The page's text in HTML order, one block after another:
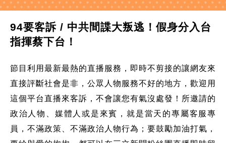
94要客訴 / 中共間諜大叛逃！假身分入台
指揮蔡下台！
節目利用最新最熱的直播服務，即時不剪接的讓網友來
直接評斷社會是非，公眾人物服務不好的地方，歡迎用
這個平台直播來客訴，不會讓您有氣沒處發！所邀請的
政治人物、媒體人或是來賓，就是當天的專屬客服專
員，不滿政策、不滿政治人物行為；要鼓勵加油打氣，